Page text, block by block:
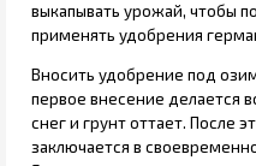
выкапывать урожай, чтобы
применять удобрения
Вносить удобрение под
первое внесение делается
снег и грунт оттает. После
заключается в